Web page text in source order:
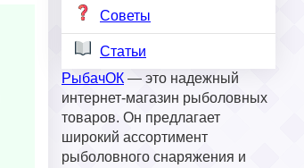
Советы
Статьи
РыбачОК — это надежный
интернет-магазин рыболовных
товаров. Он предлагает
широкий ассортимент
рыболовного снаряжения и